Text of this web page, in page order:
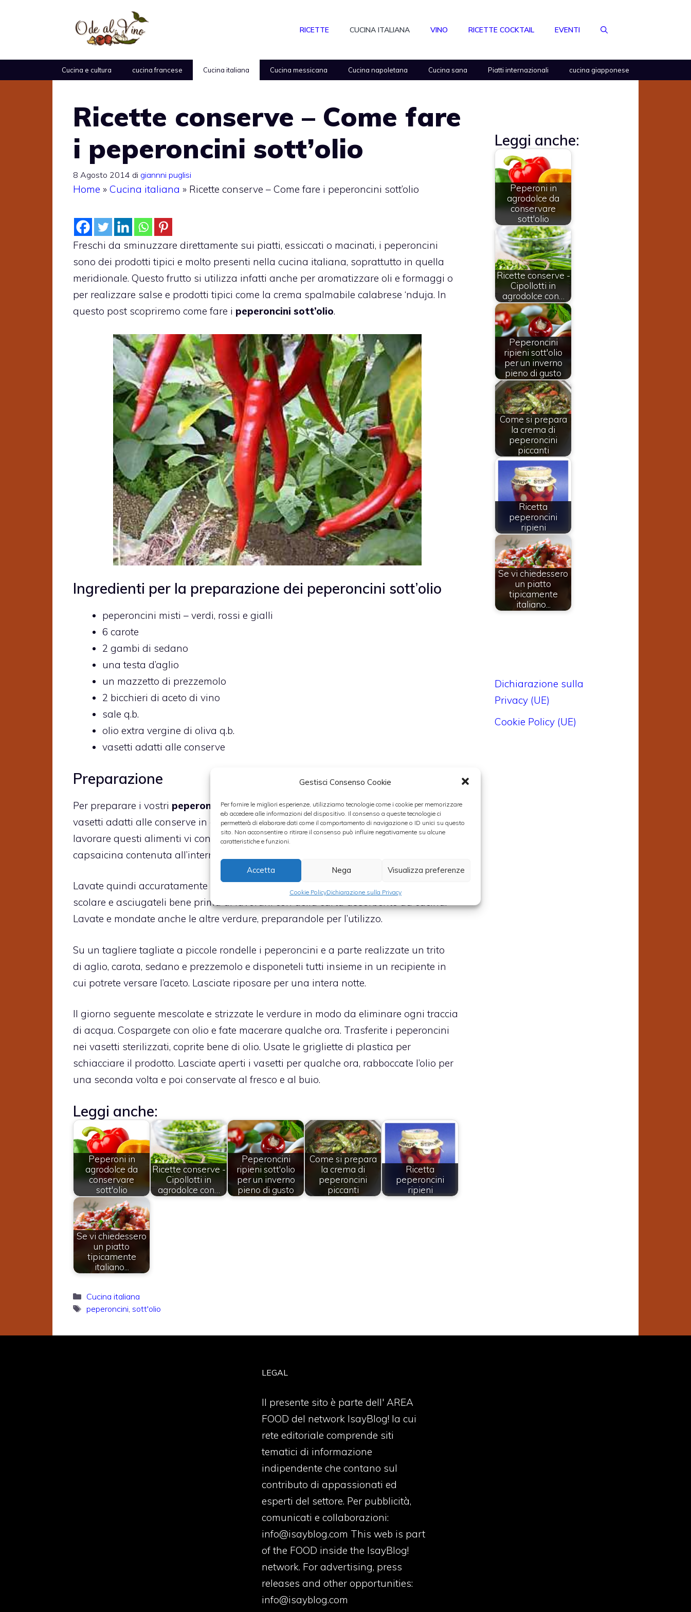
Gestisci Consenso Cookie
Per fornire le migliori esperienze, utilizziamo tecnologie come i cookie per memorizzare
e/o accedere alle informazioni del dispositivo. Il consenso a queste tecnologie ci
permetterà di elaborare dati come il comportamento di navigazione o ID unici su questo
sito. Non acconsentire o ritirare il consenso può influire negativamente su alcune
caratteristiche e funzioni.
Accetta Nega Visualizza preferenze
Cookie PolicyDichiarazione sulla Privacy
RICETTE CUCINA ITALIANA VINO RICETTE COCKTAIL EVENTI
Cucina e cultura cucina francese Cucina italiana Cucina messicana Cucina napoletana Cucina sana Piatti internazionali cucina giapponese
Ricette conserve – Come fare
i peperoncini sott’olio
8 Agosto 2014 di giannni puglisi
Home » Cucina italiana » Ricette conserve – Come fare i peperoncini sott’olio
Freschi da sminuzzare direttamente sui piatti, essiccati o macinati, i peperoncini
sono dei prodotti tipici e molto presenti nella cucina italiana, soprattutto in quella
meridionale. Questo frutto si utilizza infatti anche per aromatizzare oli e formaggi o
per realizzare salse e prodotti tipici come la crema spalmabile calabrese ‘nduja. In
questo post scopriremo come fare i peperoncini sott’olio.
Ingredienti per la preparazione dei peperoncini sott’olio
peperoncini misti – verdi, rossi e gialli
6 carote
2 gambi di sedano
una testa d’aglio
un mazzetto di prezzemolo
2 bicchieri di aceto di vino
sale q.b.
olio extra vergine di oliva q.b.
vasetti adatti alle conserve
Preparazione
Per preparare i vostri peperoncini sott’oliodovete in primo luogo recuperare i
vasetti adatti alle conserve in cui metterete i vostro prodotto una volta preparato. Per
lavorare questi alimenti vi consigliamo poi di utilizzare dei guanti, perché la
capsaicina contenuta all’interno di essa potrebbe provocare delle reazioni cutanee.
Lavate quindi accuratamente i peperoncini con acqua e bicarbonato, metteteli a
scolare e asciugateli bene prima di lavorarli con della carta assorbente da cucina.
Lavate e mondate anche le altre verdure, preparandole per l’utilizzo.
Su un tagliere tagliate a piccole rondelle i peperoncini e a parte realizzate un trito
di aglio, carota, sedano e prezzemolo e disponeteli tutti insieme in un recipiente in
cui potrete versare l’aceto. Lasciate riposare per una intera notte.
Il giorno seguente mescolate e strizzate le verdure in modo da eliminare ogni traccia
di acqua. Cospargete con olio e fate macerare qualche ora. Trasferite i peperoncini
nei vasetti sterilizzati, coprite bene di olio. Usate le grigliette di plastica per
schiacciare il prodotto. Lasciate aperti i vasetti per qualche ora, rabboccate l’olio per
una seconda volta e poi conservate al fresco e al buio.
Leggi anche:
Peperoni in
agrodolce da
conservare
sott'olio
Ricette conserve -
Cipollotti in
agrodolce con…
Peperoncini
ripieni sott'olio
per un inverno
pieno di gusto
Come si prepara
la crema di
peperoncini
piccanti
Ricetta
peperoncini
ripieni
Se vi chiedessero
un piatto
tipicamente
italiano...
Categorie
Cucina italiana
Tag
peperoncini sott'olio
Leggi anche:
Peperoni in
agrodolce da
conservare
sott'olio
Ricette conserve -
Cipollotti in
agrodolce con…
Peperoncini
ripieni sott'olio
per un inverno
pieno di gusto
Come si prepara
la crema di
peperoncini
piccanti
Ricetta
peperoncini
ripieni
Se vi chiedessero
un piatto
tipicamente
italiano...
Dichiarazione sulla
Privacy (UE)
Cookie Policy (UE)
LEGAL
Il presente sito è parte dell' AREA
FOOD del network IsayBlog! la cui
rete editoriale comprende siti
tematici di informazione
indipendente che contano sul
contributo di appassionati ed
esperti del settore. Per pubblicità,
comunicati e collaborazioni:
info@isayblog.com This web is part
of the FOOD inside the IsayBlog!
network. For advertising, press
releases and other opportunities:
info@isayblog.com